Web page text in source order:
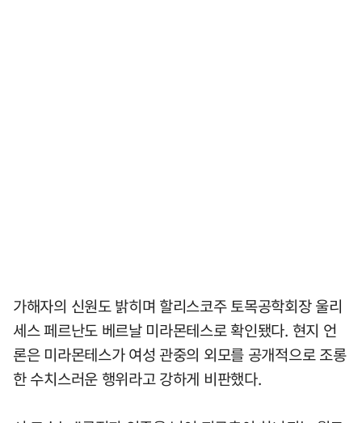
가해자의 신원도 밝히며 할리스코주 토목공학회장 울리
세스 페르난도 베르날 미라몬테스로 확인됐다. 현지 언
론은 미라몬테스가 여성 관중의 외모를 공개적으로 조롱
한 수치스러운 행위라고 강하게 비판했다.